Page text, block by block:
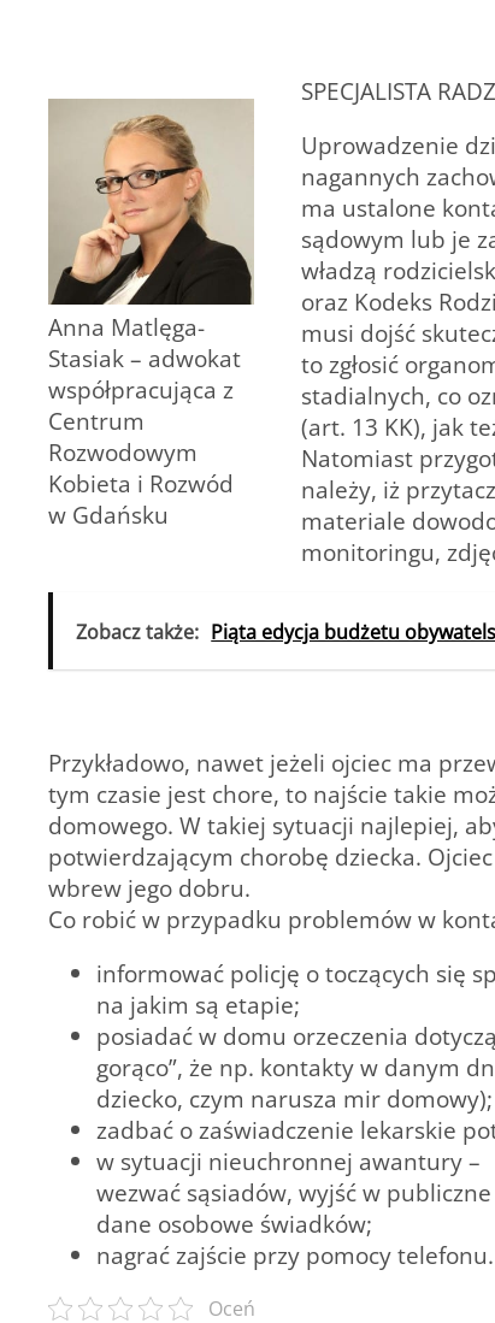
Anna Matlęga-
Stasiak – adwokat
współpracująca z
Centrum
Rozwodowym
Kobieta i Rozwód
w Gdańsku
SPECJALISTA
Uprowadzenie
nagannych
ma ustalone
sądowym lub je
władzą
oraz Kodeks
musi dojść
to zgłosić
stadialnych, co
(art. 13 KK), jak
Natomiast
należy, iż
materiale
monitoringu,
Zobacz także: Piąta edycja budżetu
Przykładowo, nawet jeżeli ojciec ma
tym czasie jest chore, to najście takie
domowego. W takiej sytuacji najlepiej,
potwierdzającym chorobę dziecka.
wbrew jego dobru.
Co robić w przypadku problemów w
informować policję o toczących się
na jakim są etapie;
posiadać w domu orzeczenia
gorąco”, że np. kontakty w danym
dziecko, czym narusza mir domowy);
zadbać o zaświadczenie lekarskie
w sytuacji nieuchronnej awantury
wezwać sąsiadów, wyjść w
dane osobowe świadków;
nagrać zajście przy pomocy telefonu.
Oceń